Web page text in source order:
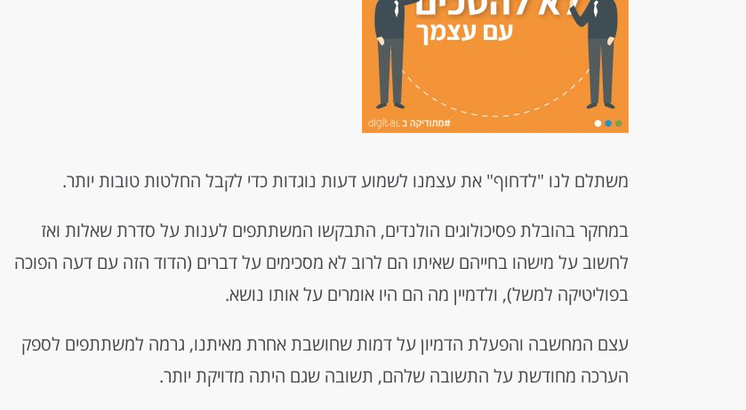
משתלם לנו "לדחוף" את עצמנו לשמוע דעות נוגדות כדי לקבל החלטות טובות יותר.
במחקר בהובלת פסיכולוגים הולנדים, התבקשו המשתתפים לענות על סדרת שאלות ואז
לחשוב על מישהו בחייהם שאיתו הם לרוב לא מסכימים על דברים (הדוד הזה עם דעה הפוכה
בפוליטיקה למשל), ולדמיין מה הם היו אומרים על אותו נושא.
עצם המחשבה והפעלת הדמיון על דמות שחושבת אחרת מאיתנו, גרמה למשתתפים לספק
הערכה מחודשת על התשובה שלהם, תשובה שגם היתה מדויקת יותר.